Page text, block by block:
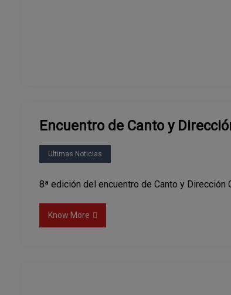
Encuentro de Canto y
Ultimas Noticias
8ª edición del encuentro de Canto y Dirección
Know More